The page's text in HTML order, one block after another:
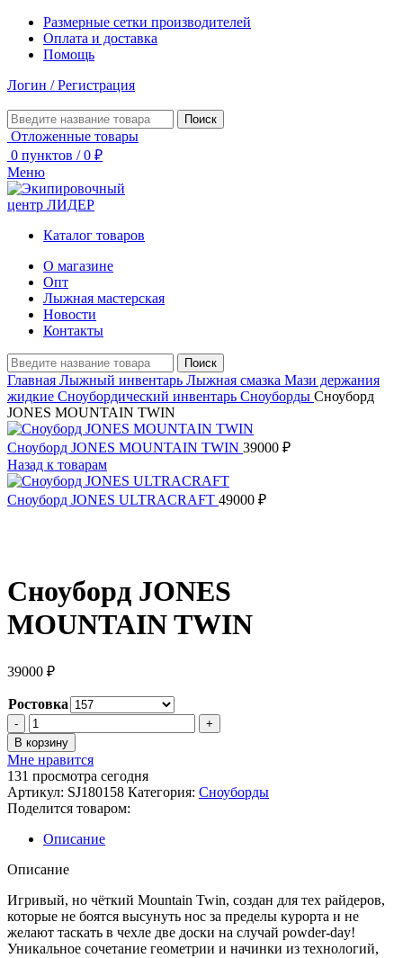
Размерные сетки производителей
Оплата и доставка
Помощь
Логин / Регистрация
Поиск
Отложенные товары
0 пунктов / 0 ₽
Меню
Каталог товаров
О магазине
Опт
Лыжная мастерская
Новости
Контакты
Поиск
Главная Лыжный инвентарь Лыжная смазка Мази держания
жидкие Сноубордический инвентарь Сноуборды Сноуборд
JONES MOUNTAIN TWIN
Сноуборд JONES MOUNTAIN TWIN 39000 ₽
Назад к товарам
Сноуборд JONES ULTRACRAFT 49000 ₽
Сноуборд JONES
MOUNTAIN TWIN
39000 ₽
Ростовка
Количество
товара
Сноуборд
JONES
MOUNTAIN
TWIN
В корзину
Мне нравится
131 просмотра сегодня
Артикул: SJ180158 Категория: Сноуборды
Поделится товаром:
Описание
Описание
Игривый, но чёткий Mountain Twin, создан для тех райдеров,
которые не боятся высунуть нос за пределы курорта и не
желают таскать в чехле две доски на случай powder-day!
Уникальное сочетание геометрии и начинки из технологий,